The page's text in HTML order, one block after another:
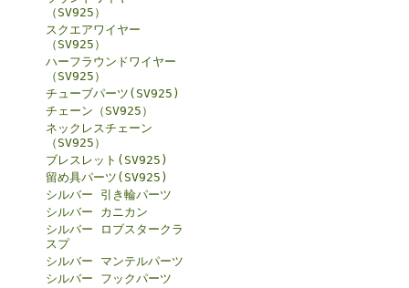
（SV925）
スクエアワイヤー
（SV925）
ハーフラウンドワイヤー
（SV925）
チューブパーツ(SV925)
チェーン（SV925）
ネックレスチェーン
（SV925）
ブレスレット(SV925)
留め具パーツ(SV925)
シルバー 引き輪パーツ
シルバー カニカン
シルバー ロブスタークラ
スプ
シルバー マンテルパーツ
シルバー フックパーツ